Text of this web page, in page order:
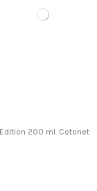
200 ml. Cotonet